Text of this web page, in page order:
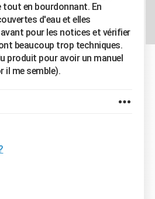
tout en bourdonnant. En
d'eau et elles
pour les notices et vérifier
beaucoup trop techniques.
produit pour avoir un manuel
il me semble).